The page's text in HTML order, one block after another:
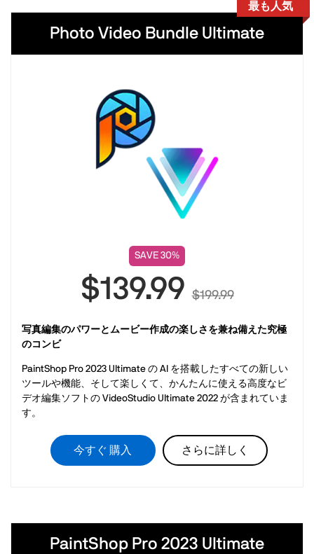
PaintShop Pro 2023 Ultimate
最も人気
Photo Video Bundle Ultimate
SAVE 30%
$139.99 $199.99
写真編集のパワーとムービー作成の楽しさを兼ね備えた究極
のコンビ
PaintShop Pro 2023 Ultimate の AI を搭載したすべての新しい
ツールや機能、そして楽しくて、かんたんに使える高度なビ
デオ編集ソフトの VideoStudio Ultimate 2022 が含まれていま
す。
今すぐ 購入 さらに詳しく